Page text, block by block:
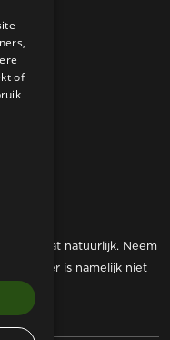
kan dat natuurlijk. Neem
er is namelijk niet
of